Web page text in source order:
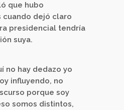
que hubo
dejó claro
presidencial tendría
suya.
no hay dedazo yo
influyendo, no
porque soy
somos distintos,